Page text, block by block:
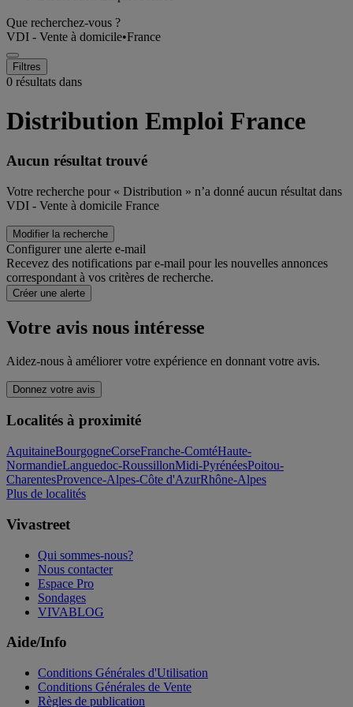
Que recherchez-vous ?
VDI - Vente à domicile•France
Filtres
0 résultats dans
Distribution Emploi France
Aucun résultat trouvé
Votre recherche pour « Distribution » n’a donné aucun résultat dans
VDI - Vente à domicile France
Modifier la recherche
Configurer une alerte e-mail
Recevez des notifications par e-mail pour les nouvelles annonces
correspondant à vos critères de recherche.
Créer une alerte
Votre avis nous intéresse
Aidez-nous à améliorer votre expérience en donnant votre avis.
Donnez votre avis
Localités à proximité
AquitaineBourgogneCorseFranche-ComtéHaute-
NormandieLanguedoc-RoussillonMidi-PyrénéesPoitou-
CharentesProvence-Alpes-Côte d'AzurRhône-Alpes
Plus de localités
Vivastreet
Qui sommes-nous?
Nous contacter
Espace Pro
Sondages
VIVABLOG
Aide/Info
Conditions Générales d'Utilisation
Conditions Générales de Vente
Règles de publication